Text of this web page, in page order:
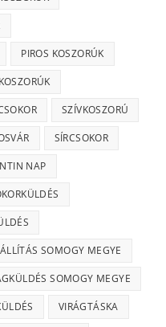
PIROS KOSZORÚK
SZÍVKOSZORÚ
SÍRCSOKOR
NAP
SOMOGY MEGYE
SOMOGY MEGYE
VIRÁGTÁSKA